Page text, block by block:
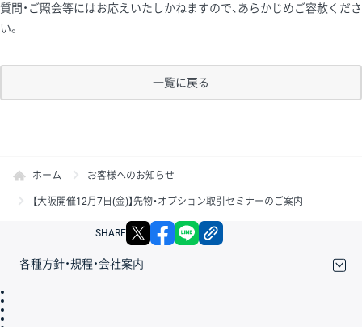
質問・ご照会等にはお応えいたしかねますので、あらかじめご容赦くださ
い。
一覧に戻る
ホーム お客様へのお知らせ
【大阪開催12月7日(金)】先物・オプション取引セミナーのご案内
SHARE X facebook
各種方針・規程・会社案内